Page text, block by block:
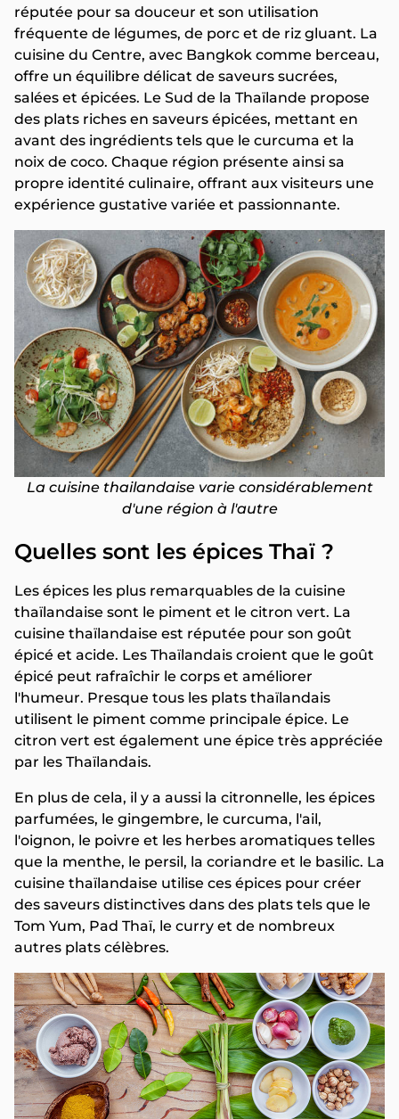
réputée pour sa douceur et son utilisation
fréquente de légumes, de porc et de riz gluant. La
cuisine du Centre, avec Bangkok comme berceau,
offre un équilibre délicat de saveurs sucrées,
salées et épicées. Le Sud de la Thaïlande propose
des plats riches en saveurs épicées, mettant en
avant des ingrédients tels que le curcuma et la
noix de coco. Chaque région présente ainsi sa
propre identité culinaire, offrant aux visiteurs une
expérience gustative variée et passionnante.
La cuisine thailandaise varie considérablement
d'une région à l'autre
Quelles sont les épices Thaï ?
Les épices les plus remarquables de la cuisine
thaïlandaise sont le piment et le citron vert. La
cuisine thaïlandaise est réputée pour son goût
épicé et acide. Les Thaïlandais croient que le goût
épicé peut rafraîchir le corps et améliorer
l'humeur. Presque tous les plats thaïlandais
utilisent le piment comme principale épice. Le
citron vert est également une épice très appréciée
par les Thaïlandais.
En plus de cela, il y a aussi la citronnelle, les épices
parfumées, le gingembre, le curcuma, l'ail,
l'oignon, le poivre et les herbes aromatiques telles
que la menthe, le persil, la coriandre et le basilic. La
cuisine thaïlandaise utilise ces épices pour créer
des saveurs distinctives dans des plats tels que le
Tom Yum, Pad Thaï, le curry et de nombreux
autres plats célèbres.